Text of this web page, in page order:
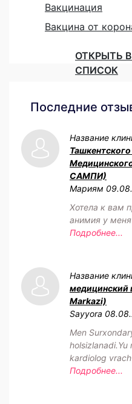
Вакцинация
Вакцина от
ОТКРЫТЬ
СПИСОК
Последние
Название
САМПИ)
Мариям
Хотела к вам
анимия у меня
Подробнее...
Название
медицинский
Markazi)
Sayyora
Men
kardiolog
Подробнее...